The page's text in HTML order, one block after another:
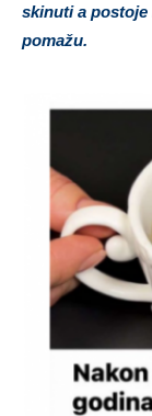
skinuti a
pomažu.